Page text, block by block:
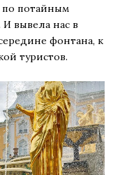
по потайным
вывела нас в
фонтана, к
туристов.